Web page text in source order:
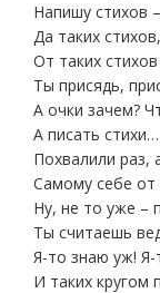
Напишу стихов
Да таких
От таких
Ты присядь,
А очки зачем?
А писать
Похвалили раз,
Самому себе от
Ну, не то уже –
Ты считаешь
Я-то знаю уж! Я-
И таких кругом